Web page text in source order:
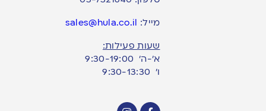
מייל: sales@hula.co.il
שעות פעילות:
א’-ה’ 9:30-19:00
ו׳ 9:30-13:30